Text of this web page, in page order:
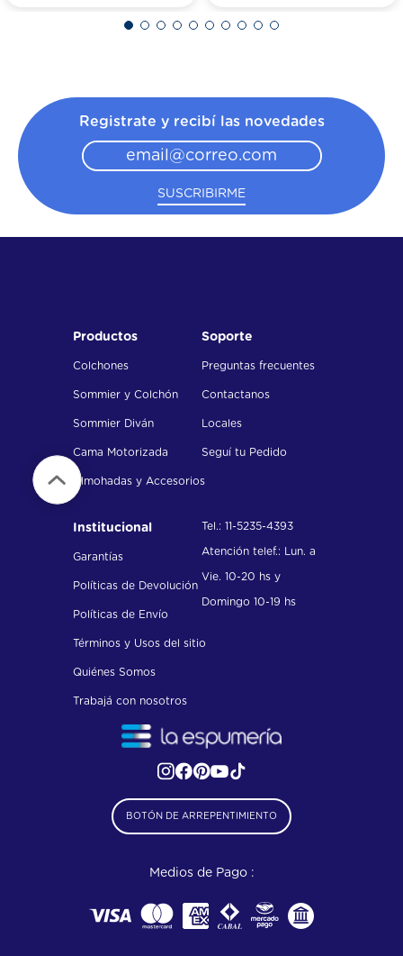
Registrate y recibí las novedades
SUSCRIBIRME
Productos
Colchones
Sommier y Colchón
Sommier Diván
Cama Motorizada
Almohadas y Accesorios
Soporte
Preguntas frecuentes
Contactanos
Locales
Seguí tu Pedido
Institucional
Garantías
Políticas de Devolución
Políticas de Envío
Términos y Usos del sitio
Quiénes Somos
Trabajá con nosotros
Tel.: 11-5235-4393
Atención telef.: Lun. a
Vie. 10-20 hs y
Domingo 10-19 hs
BOTÓN DE ARREPENTIMIENTO
Medios de Pago :